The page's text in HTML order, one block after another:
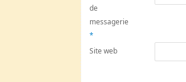
de
messagerie
*
Site web